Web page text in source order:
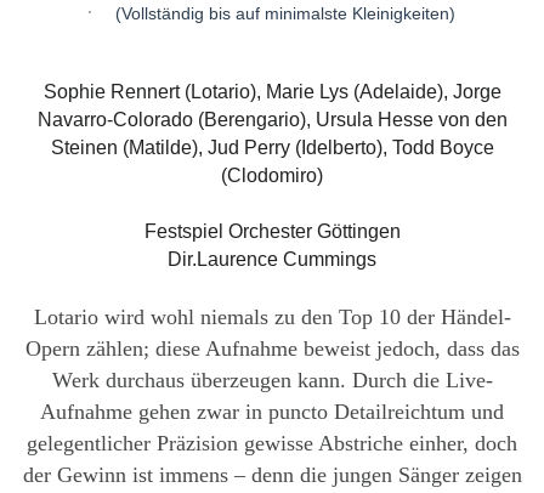
(Vollständig bis auf minimalste Kleinigkeiten)
Sophie Rennert (Lotario), Marie Lys (Adelaide), Jorge
Navarro-Colorado (Berengario), Ursula Hesse von den
Steinen (Matilde), Jud Perry (Idelberto), Todd Boyce
(Clodomiro)
Festspiel Orchester Göttingen
Dir.Laurence Cummings
Lotario wird wohl niemals zu den Top 10 der Händel-
Opern zählen; diese Aufnahme beweist jedoch, dass das
Werk durchaus überzeugen kann. Durch die Live-
Aufnahme gehen zwar in puncto Detailreichtum und
gelegentlicher Präzision gewisse Abstriche einher, doch
der Gewinn ist immens – denn die jungen Sänger zeigen